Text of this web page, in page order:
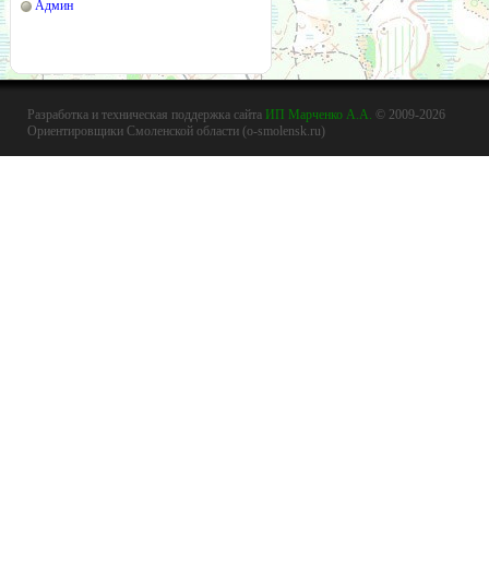
Админ
Разработка и техническая поддержка сайта ИП Марченко А.А. © 2009-2026
Ориентировщики Смоленской области (o-smolensk.ru)